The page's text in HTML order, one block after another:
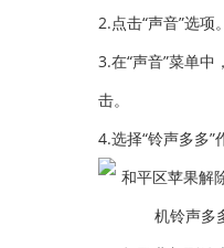
2.点击“声音”选项。
3.在“声音”菜单中
击。
4.选择“铃声多多”